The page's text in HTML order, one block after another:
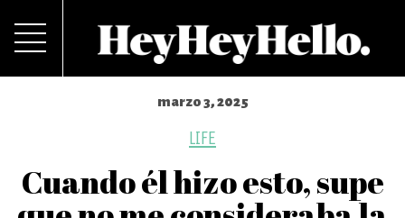
marzo 3, 2025
LIFE
Cuando él hizo esto, supe